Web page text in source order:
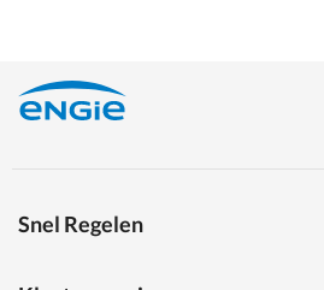
Snel Regelen